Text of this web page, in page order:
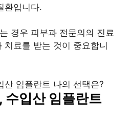
환입니다.
경우 피부과 전문의의 진료
치료를 받는 것이 중요합니
산 임플란트 나의 선택은?
수입산 임플란트